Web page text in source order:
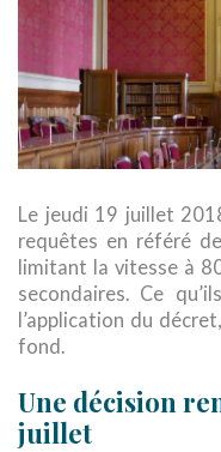
Le jeudi 19 juillet
requêtes en référé
limitant la vitesse à
secondaires. Ce
l’application du
fond.
Une décision
juillet